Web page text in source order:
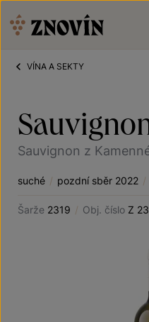
VÍNA A SEKTY
Sauvignon z
suché / pozdní sběr 2022 /
Šarže 2319 / Obj. číslo Z